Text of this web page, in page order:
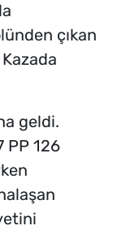
çıkan
geldi.
PP 126